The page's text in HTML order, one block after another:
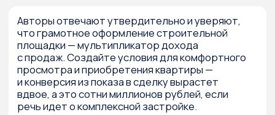
взаимодействия с риелторами —
мультипликатор дохода для девелопера:
настройка и эффективное использование
дополнительных каналов продаж
первичной недвижимости с помощью
агентств недвижимости;
адаптация партнерского канала
к региональному рынку и корпоративной
культуре компании-партнера;регулярная
ревизия каналов продаж на основе
обратной связи от партнеров;